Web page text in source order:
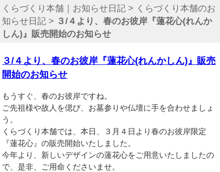
くらづくり本舗｜お知らせ日記 > くらづくり本舗のお
知らせ日記 > ３/４より、春のお彼岸『蓮花心(れんか
しん)』販売開始のお知らせ
３/４より、春のお彼岸『蓮花心(れんかしん)』販売
開始のお知らせ
もうすぐ、春のお彼岸ですね。
ご先祖様や故人を偲び、 お墓参りや仏壇に手を合わせましょ
う。
くらづくり本舗では、本日、３月４日より春のお彼岸限定
『蓮花心』の販売開始いたしました。
今年より、新しいデザインの蓮花心をご用意いたしましたの
で、 是非、ご用命くださいませ。